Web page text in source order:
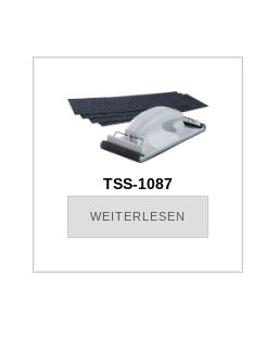
TSS-1087
WEITERLESEN